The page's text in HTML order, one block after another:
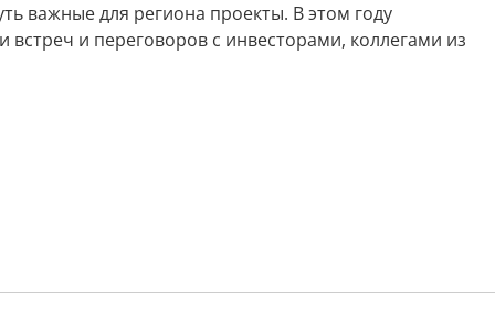
важные для региона проекты. В этом году
и переговоров с инвесторами, коллегами из